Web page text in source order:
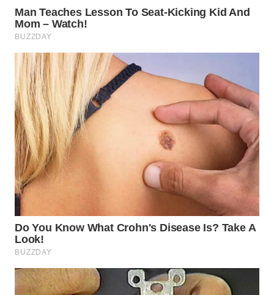
WN
PRIANGAN
WN
SEMARANG
WN
SOLO
WN
BOROBUDUR
WN
MADURA
SURABAYA